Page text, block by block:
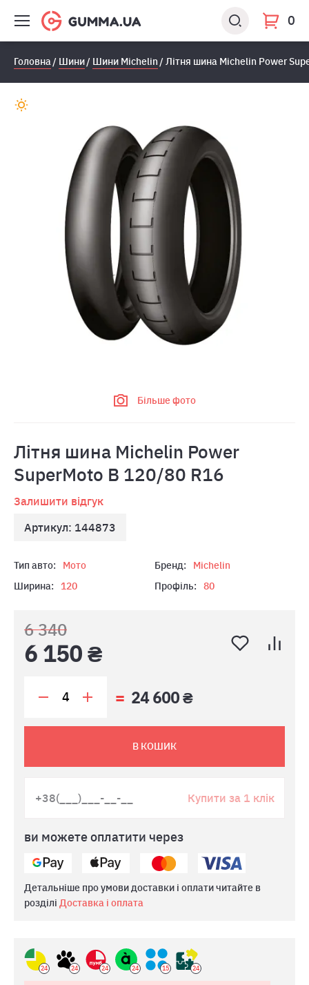
0
Головна Шини Шини Michelin Лiтня шина Michelin Power
Більше фото
Лiтня шина Michelin Power
SuperMoto B 120/80 R16
Залишити відгук
Артикул: 144873
Тип авто: Мото Бренд:
Michelin
Ширина:
120 Профіль: 80
6 340
6 150 ₴
24 600 ₴
В КОШИК
Купити за 1 клік
ви можете оплатити через
Детальніше про умови доставки і оплати читайте в
розділі Доставка і оплата
24 24 24 24 15 24